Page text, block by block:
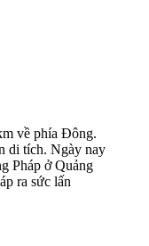
về phía Đông.
di tích. Ngày nay
Pháp ở Quảng
ra sức lấn